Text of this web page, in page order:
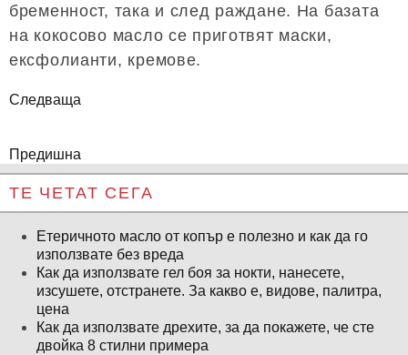
бременност, така и след раждане. На базата
на кокосово масло се приготвят маски,
ексфолианти, кремове.
Следваща
Предишна
ТЕ ЧЕТАТ СЕГА
Етеричното масло от копър е полезно и как да го
използвате без вреда
Как да използвате гел боя за нокти, нанесете,
изсушете, отстранете. За какво е, видове, палитра,
цена
Как да използвате дрехите, за да покажете, че сте
двойка 8 стилни примера